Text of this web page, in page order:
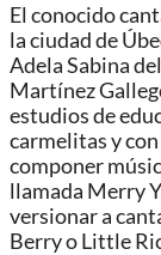
El conocido
la ciudad de
Adela Sabina
Martínez
estudios de
carmelitas y
componer
llamada Merry
versionar a
Berry o Little